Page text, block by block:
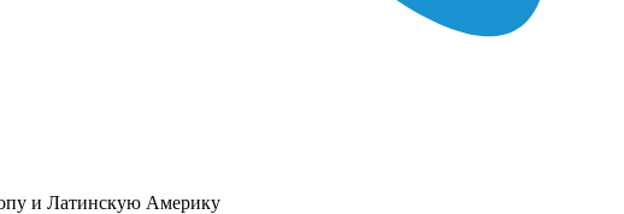
и Латинскую Америку